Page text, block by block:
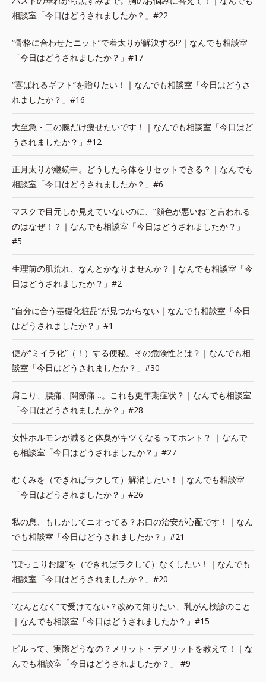
相談室「今日はどうされましたか？」#22
“骨格に合わせたニット”で着太りが解決する!?｜なんでも相談室
「今日はどうされましたか？」#17
“喜ばれるギフト”を贈りたい！｜なんでも相談室「今日はどうさ
れましたか？」#16
大至急・二の腕だけ痩せたいです！｜なんでも相談室「今日はど
うされましたか？」#12
正月太りが継続中。どうしたら体をリセットできる？｜なんでも
相談室「今日はどうされましたか？」#6
マスクで目元しか見えていないのに、“顔色が悪いね”と言われる
のはなぜ！？｜なんでも相談室「今日はどうされましたか？」
#5
生理前の肌荒れ、なんとかなりませんか？｜なんでも相談室「今
日はどうされましたか？」#2
“自分に合う基礎化粧品”が見つからない｜なんでも相談室「今日
はどうされましたか？」#1
便が“ミイラ化”（！）する便秘。その危険性とは？｜なんでも相
談室「今日はどうされましたか？」#30
肩こり、腰痛、関節痛…。これも更年期症状？｜なんでも相談室
「今日はどうされましたか？」#28
女性ホルモンが減ると体臭がキツくなるってホント？ ｜なんで
も相談室「今日はどうされましたか？」#27
むくみを（できればラクして）解消したい！｜なんでも相談室
「今日はどうされましたか？」#26
私の息、もしかしてニオってる？お口の治安が心配です！｜なん
でも相談室「今日はどうされましたか？」#21
“ぽっこりお腹”を（できればラクして）なくしたい！｜なんでも
相談室「今日はどうされましたか？」#20
“なんとなく”で受けてない？改めて知りたい、乳がん検診のこと
｜なんでも相談室「今日はどうされましたか？」#15
ピルって、実際どうなの？メリット・デメリットを教えて！｜な
んでも相談室「今日はどうされましたか？」 #9